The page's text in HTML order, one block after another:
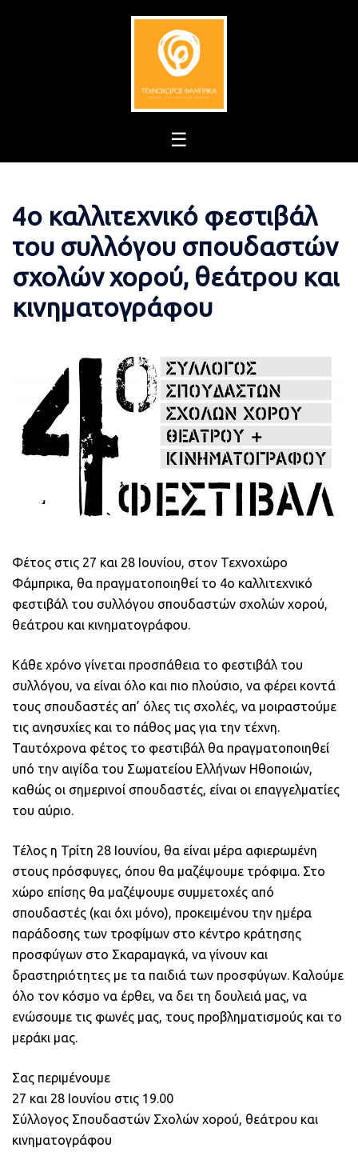
4ο καλλιτεχνικό φεστιβάλ
του συλλόγου σπουδαστών
σχολών χορού, θεάτρου και
κινηματογράφου
Φέτος στις 27 και 28 Ιουνίου, στον Τεχνοχώρο
Φάμπρικα, θα πραγματοποιηθεί το 4ο καλλιτεχνικό
φεστιβάλ του συλλόγου σπουδαστών σχολών χορού,
θεάτρου και κινηματογράφου.
Κάθε χρόνο γίνεται προσπάθεια το φεστιβάλ του
συλλόγου, να είναι όλο και πιο πλούσιο, να φέρει κοντά
τους σπουδαστές απ’ όλες τις σχολές, να μοιραστούμε
τις ανησυχίες και το πάθος μας για την τέχνη.
Ταυτόχρονα φέτος το φεστιβάλ θα πραγματοποιηθεί
υπό την αιγίδα του Σωματείου Ελλήνων Ηθοποιών,
καθώς οι σημερινοί σπουδαστές, είναι οι επαγγελματίες
του αύριο.
Τέλος η Τρίτη 28 Ιουνίου, θα είναι μέρα αφιερωμένη
στους πρόσφυγες, όπου θα μαζέψουμε τρόφιμα. Στο
χώρο επίσης θα μαζέψουμε συμμετοχές από
σπουδαστές (και όχι μόνο), προκειμένου την ημέρα
παράδοσης των τροφίμων στο κέντρο κράτησης
προσφύγων στο Σκαραμαγκά, να γίνουν και
δραστηριότητες με τα παιδιά των προσφύγων. Καλούμε
όλο τον κόσμο να έρθει, να δει τη δουλειά μας, να
ενώσουμε τις φωνές μας, τους προβληματισμούς και το
μεράκι μας.
Σας περιμένουμε
27 και 28 Ιουνίου στις 19.00
Σύλλογος Σπουδαστών Σχολών χορού, θεάτρου και
κινηματογράφου